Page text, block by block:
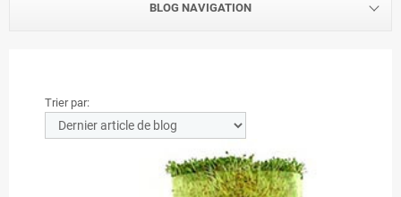
BLOG NAVIGATION
Trier par: